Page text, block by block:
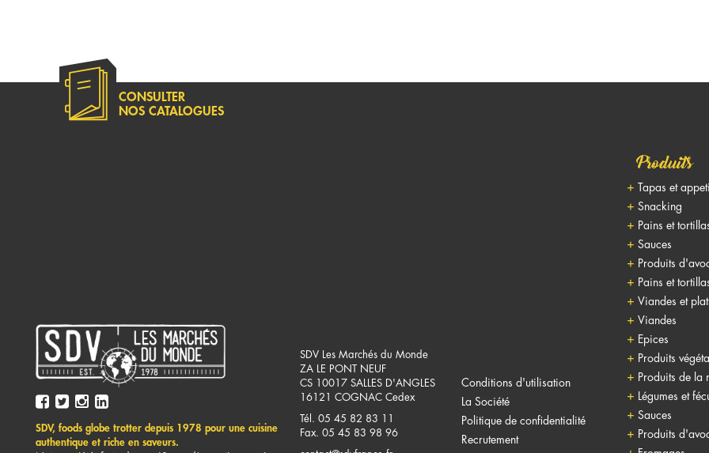
CONSULTER
NOS CATALOGUES
SDV, foods globe trotter depuis 1978 pour une cuisine
authentique et riche en saveurs.
SDV Les Marchés du Monde
ZA LE PONT NEUF
CS 10017 SALLES D'ANGLES
16121
COGNAC Cedex
Tél. 05 45 82 83 11
Fax. 05 45 83 98 96
Conditions d'utilisation
La Société
Politique de confidentialité
Recrutement
Produits
Tapas et
Snacking
Pains et
Sauces
Produits
Pains et
Viandes et
Viandes
Epices
Produits
Produits de la
Légumes et
Sauces
Produits